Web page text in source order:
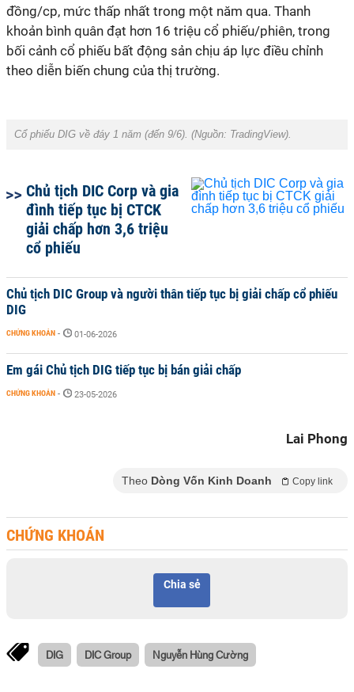
đồng/cp, mức thấp nhất trong một năm qua. Thanh
khoản bình quân đạt hơn 16 triệu cổ phiếu/phiên, trong
bối cảnh cổ phiếu bất động sản chịu áp lực điều chỉnh
theo diễn biến chung của thị trường.
Cổ phiếu DIG về đáy 1 năm (đến 9/6). (Nguồn: TradingView).
Chủ tịch DIC Corp và gia
đình tiếp tục bị CTCK
giải chấp hơn 3,6 triệu
cổ phiếu
Chủ tịch DIC Group và người thân tiếp tục bị giải chấp cổ phiếu
DIG
CHỨNG KHOÁN - 01-06-2026
Em gái Chủ tịch DIG tiếp tục bị bán giải chấp
CHỨNG KHOÁN - 23-05-2026
Lai Phong
Theo Dòng Vốn Kinh Doanh Copy link
CHỨNG KHOÁN
Chia sẻ
DIG DIC Group Nguyễn Hùng Cường